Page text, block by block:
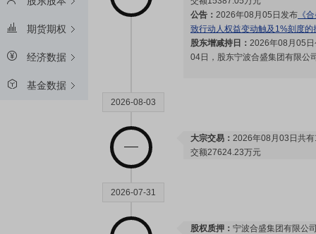
期货期权
经济数据
基金数据
公告： 2026年08月05日发布 《
致行动人权益变动触及1%刻度的
股东增减持日： 2026年08月05
04日，股东宁波合盛集团有限公
2026-08-03
大宗交易： 2026年08月03日共
交额27624.23万元
2026-07-31
股权质押： 宁波合盛集团有限公